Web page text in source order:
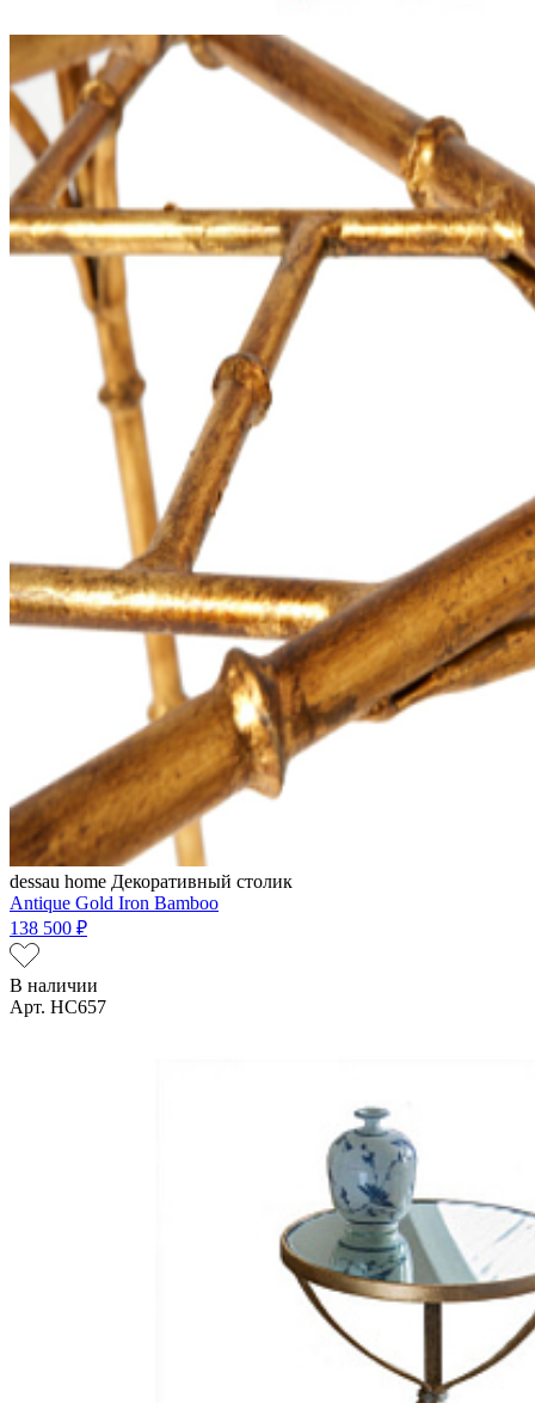
dessau home Декоративный столик
Antique Gold Iron Bamboo
138 500 ₽
В наличии
Арт. HC657